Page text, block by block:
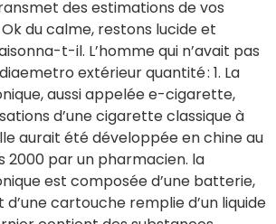
des estimations de vos
du calme, restons lucide et
t-il. L’homme qui n’avait pas
extérieur quantité : 1. La
aussi appelée e-cigarette,
d’une cigarette classique à
aurait été développée en chine au
2000 par un pharmacien. la
est composée d’une batterie,
d’une cartouche remplie d’un liquide